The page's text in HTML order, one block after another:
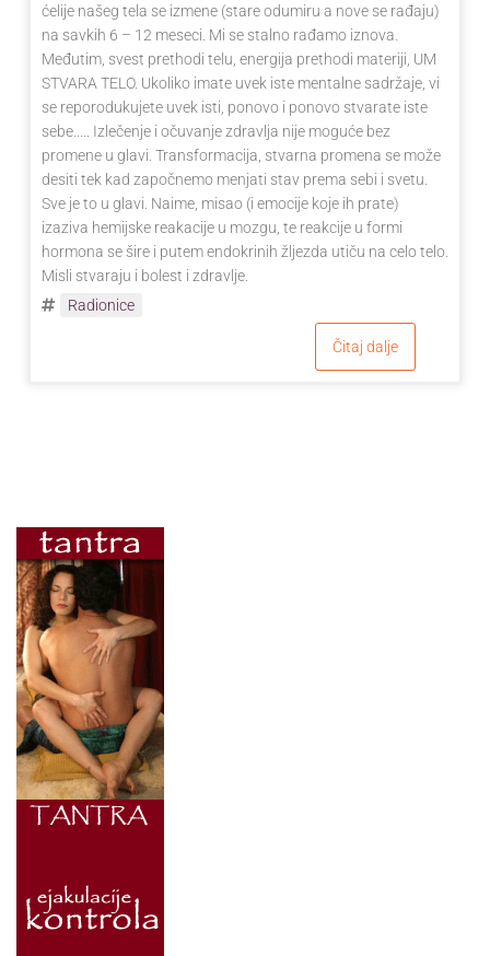
ćelije našeg tela se izmene (stare odumiru a nove se rađaju)
na savkih 6 – 12 meseci. Mi se stalno rađamo iznova.
Međutim, svest prethodi telu, energija prethodi materiji, UM
STVARA TELO. Ukoliko imate uvek iste mentalne sadržaje, vi
se reporodukujete uvek isti, ponovo i ponovo stvarate iste
sebe..... Izlečenje i očuvanje zdravlja nije moguće bez
promene u glavi. Transformacija, stvarna promena se može
desiti tek kad započnemo menjati stav prema sebi i svetu.
Sve je to u glavi. Naime, misao (i emocije koje ih prate)
izaziva hemijske reakacije u mozgu, te reakcije u formi
hormona se šire i putem endokrinih žljezda utiču na celo telo.
Misli stvaraju i bolest i zdravlje.
Radionice
Čitaj dalje